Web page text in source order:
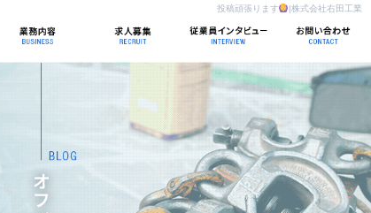
投稿頑張ります |株式会社右田工業